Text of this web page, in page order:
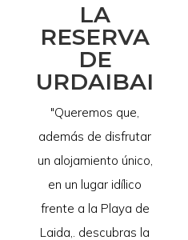
LA
RESERVA
DE
URDAIBAI
"Queremos que,
además de disfrutar
un alojamiento único,
en un lugar idílico
frente a la Playa de
Laida,. descubras la